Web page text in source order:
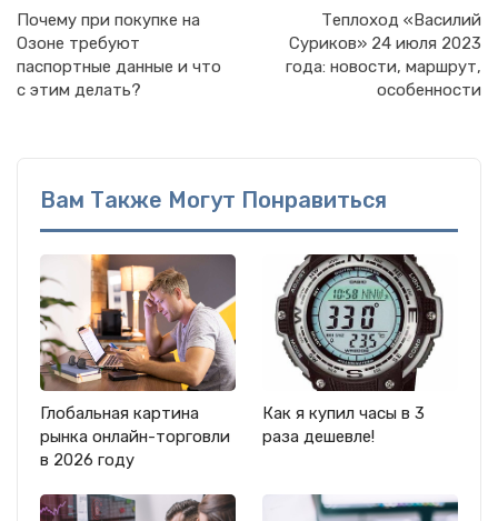
Почему при покупке на
Озоне требуют
паспортные данные и что
с этим делать?
Теплоход «Василий
Суриков» 24 июля 2023
года: новости, маршрут,
особенности
Вам Также Могут Понравиться
Глобальная картина
рынка онлайн-торговли
в 2026 году
Как я купил часы в 3
раза дешевле!